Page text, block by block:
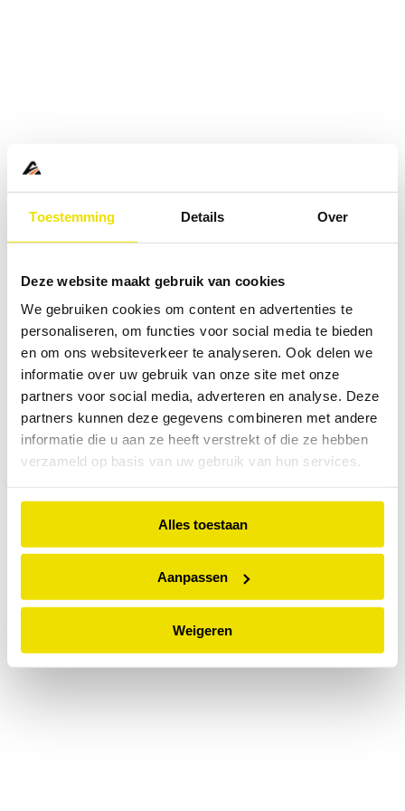
Toestemming Details Over
Deze website maakt gebruik van cookies
We gebruiken cookies om content en advertenties te
personaliseren, om functies voor social media te bieden
en om ons websiteverkeer te analyseren. Ook delen we
informatie over uw gebruik van onze site met onze
partners voor social media, adverteren en analyse. Deze
partners kunnen deze gegevens combineren met andere
informatie die u aan ze heeft verstrekt of die ze hebben
verzameld op basis van uw gebruik van hun services.
Alles toestaan
Aanpassen
Weigeren
Application error: a client-side exception has occurred while
loadingwww.abd.nl(see the browser consolefor more
information).